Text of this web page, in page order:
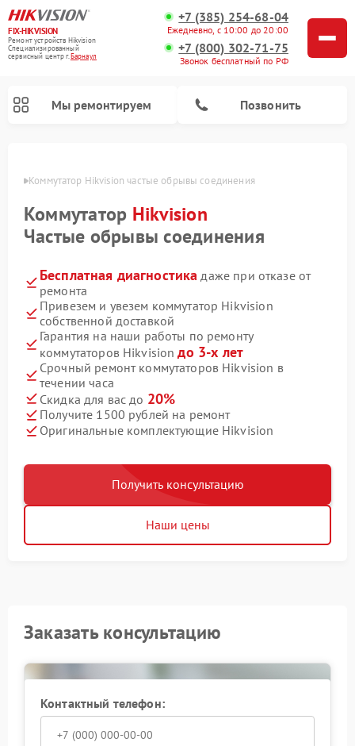
FIX-HIKVISION
Ремонт устройств Hikvision
Специализированный
cервисный центр г.Барнаул
+7 (385) 254-68-04
Ежедневно, с 10:00 до 20:00
+7 (800) 302-71-75
Звонок бесплатный по РФ
Мы ремонтируем Позвонить
Коммутатор Hikvision частые обрывы соединения
Коммутатор Hikvision
Частые обрывы соединения
Бесплатная диагностика даже при отказе от
ремонта
Привезем и увезем коммутатор Hikvision
собственной доставкой
Гарантия на наши работы по ремонту
коммутаторов Hikvisionдо 3-х лет
Срочный ремонт коммутаторов Hikvision в
течении часа
Скидка для вас до 20%
Получите 1500 рублей на ремонт
Оригинальные комплектующие Hikvision
Получить консультацию
Наши цены
Заказать консультацию
Контактный телефон: